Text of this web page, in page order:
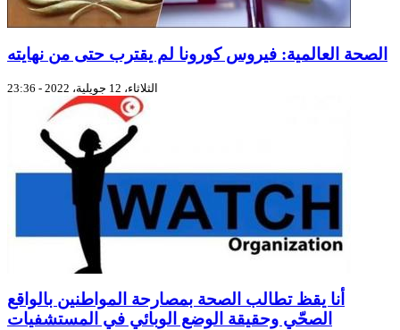
الصحة العالمية: فيروس كورونا لم يقترب حتى من نهايته
الثلاثاء، 12 جويلية، 2022 - 23:36
أنا يقظ تطالب الصحة بمصارحة المواطنين بالواقع
الصحّي وحقيقة الوضع الوبائي في المستشفيات